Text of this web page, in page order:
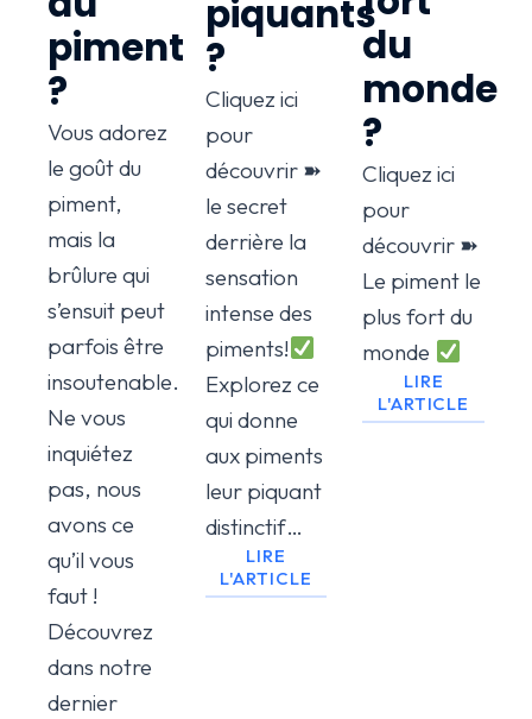
piment
?
Vous adorez
le goût du
piment,
mais la
brûlure qui
s’ensuit peut
parfois être
insoutenable.
Ne vous
inquiétez
pas, nous
avons ce
qu’il vous
faut !
Découvrez
dans notre
dernier
piquants
?
Cliquez ici
pour
découvrir ➽
le secret
derrière la
sensation
intense des
piments!
Explorez ce
qui donne
aux piments
leur piquant
distinctif…
LIRE
L'ARTICLE
du
monde
?
Cliquez ici
pour
découvrir ➽
Le piment le
plus fort du
monde
LIRE
L'ARTICLE